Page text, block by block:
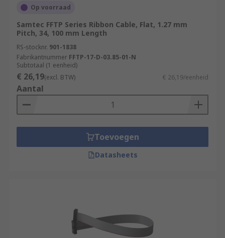
Op voorraad
Samtec FFTP Series Ribbon Cable, Flat, 1.27 mm
Pitch, 34, 100 mm Length
RS-stocknr. 901-1838
Fabrikantnummer FFTP-17-D-03.85-01-N
Subtotaal (1 eenheid)
€ 26,19(excl. BTW) € 26,19/eenheid
Aantal
Toevoegen
Datasheets